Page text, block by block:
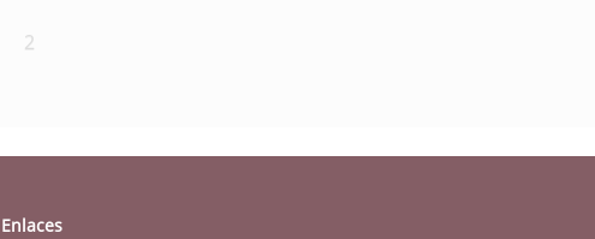
2
Enlaces